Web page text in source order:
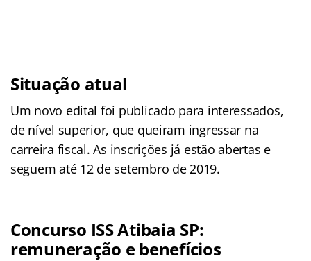
Situação atual
Um novo edital foi publicado para interessados,
de nível superior, que queiram ingressar na
carreira fiscal. As inscrições já estão abertas e
seguem até 12 de setembro de 2019.
Concurso ISS Atibaia SP:
remuneração e benefícios